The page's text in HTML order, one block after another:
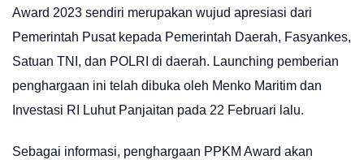
Award 2023 sendiri merupakan wujud apresiasi dari
Pemerintah Pusat kepada Pemerintah Daerah, Fasyankes,
Satuan TNI, dan POLRI di daerah. Launching pemberian
penghargaan ini telah dibuka oleh Menko Maritim dan
Investasi RI Luhut Panjaitan pada 22 Februari lalu.
Sebagai informasi, penghargaan PPKM Award akan